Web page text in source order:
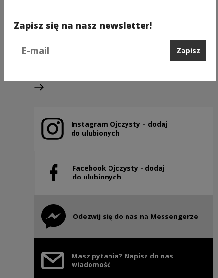
BIERZEMY ROZWÓD
Poprzedni slajd
Następny slajd
Instagram Ojczysty – dodaj
do ulubionych
Uwaga, link zostanie otwarty w nowym oknie
Facebook Ojczysty - dodaj
do ulubionych
Uwaga, link zostanie otwarty w nowym oknie
Odezwij się do nas na Messengerze
Uwaga, link zostanie otwarty w nowym oknie
Masz pytania? Napisz do nas
wiadomość
Zapisz się na nasz newsletter!
Zapisz